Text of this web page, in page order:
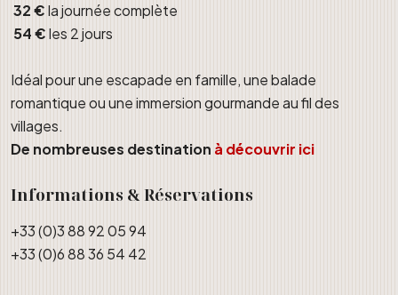
32 €la journée complète
54 €les 2 jours
Idéal pour une escapade en famille, une balade
romantique ou une immersion gourmande au fil des
villages.
De nombreuses destination à découvrir ici
Informations & Réservations
+33 (0)3 88 92 05 94
+33 (0)6 88 36 54 42